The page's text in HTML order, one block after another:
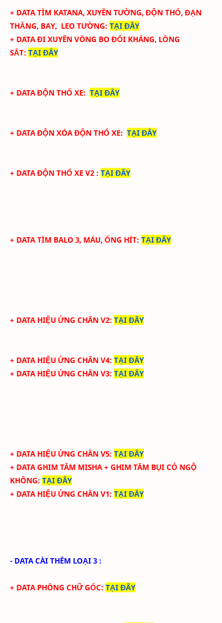
+ DATA TÌM KATANA, XUYÊN TƯỜNG, ĐỘN THỔ, ĐẠN
THẲNG, BAY, LEO TƯỜNG: TẠI ĐÂY
+ DATA ĐI XUYÊN VÒNG BO ĐỐI KHÁNG, LỒNG
SẮT: TẠI ĐÂY
+ DATA ĐỘN THỔ XE: TẠI ĐÂY
+ DATA ĐỘN XÓA ĐỘN THỔ XE: TẠI ĐÂY
+ DATA ĐỘN THỔ XE V2 : TẠI ĐÂY
+ DATA TÌM BALO 3, MÁU, ỐNG HÍT: TẠI ĐÂY
+ DATA HIỆU ỨNG CHÂN V2: TẠI ĐÂY
+ DATA HIỆU ỨNG CHÂN V4: TẠI ĐÂY
+ DATA HIỆU ỨNG CHÂN V3: TẠI ĐÂY
+ DATA HIỆU ỨNG CHÂN V5: TẠI ĐÂY
+ DATA GHIM TÂM MISHA + GHIM TÂM BỤI CỎ NGỘ
KHÔNG: TẠI ĐÂY
+ DATA HIỆU ỨNG CHÂN V1: TẠI ĐÂY
- DATA CÀI THÊM LOẠI 3 :
+ DATA PHÔNG CHỮ GỐC: TẠI ĐÂY